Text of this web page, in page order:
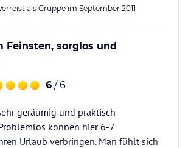
und unverbindliche
ohne Prüfung durch HolidayCheck. Bitte
die verbindlichen Angebotsdetails
als Gruppe im September 2011
Feinsten, sorglos und
6 / 6
geräumig und praktisch
können hier 6-7
Urlaub verbringen. Man fühlt sich